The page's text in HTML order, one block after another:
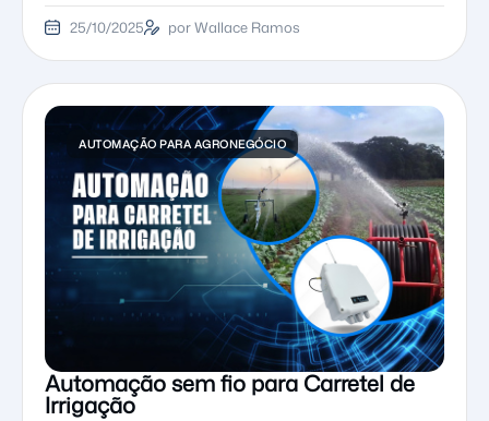
25/10/2025 por Wallace Ramos
AUTOMAÇÃO PARA AGRONEGÓCIO
Automação sem fio para Carretel de
Irrigação